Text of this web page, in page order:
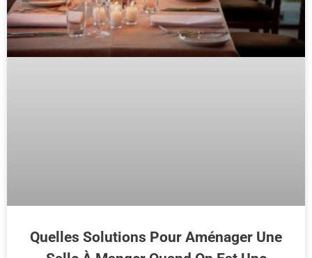
Quelles Solutions Pour Aménager Une